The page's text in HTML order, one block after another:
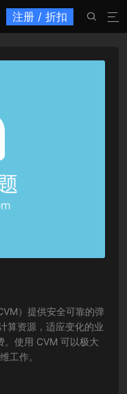
注册 / 折扣 

）提供安全可靠的弹
算资源，适应变化的业
。使用 CVM 可以极大
工作。